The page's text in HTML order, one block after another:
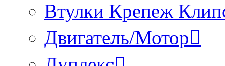
Втулки Крепеж
Двигатель/Мотор